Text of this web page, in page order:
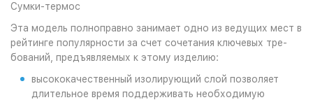
Сумки-термос
Эта модель полноправно занимает одно из ведущих мест в
рейтинге популярности за счет сочетания ключевых тре-
бований, предъявляемых к этому изделию:
высококачественный изолирующий слой позволяет
длительное время поддерживать необходимую